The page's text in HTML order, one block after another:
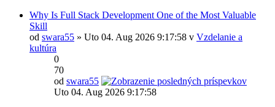
Why Is Full Stack Development One of the Most Valuable
Skill
od swara55 » Uto 04. Aug 2026 9:17:58 v Vzdelanie a
kultúra
0
70
od swara55
Uto 04. Aug 2026 9:17:58